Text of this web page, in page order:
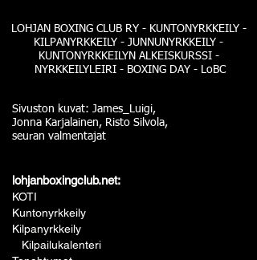
LOHJAN BOXING CLUB RY - KUNTONYRKKEILY -
KILPANYRKKEILY - JUNNUNYRKKEILY -
KUNTONYRKKEILYN ALKEISKURSSI -
NYRKKEILYLEIRI - BOXING DAY - LoBC
Sivuston kuvat: James_Luigi,
Jonna Karjalainen, Risto Silvola,
seuran valmentajat
lohjanboxingclub.net:
KOTI
Kuntonyrkkeily
Kilpanyrkkeily
Kilpailukalenteri